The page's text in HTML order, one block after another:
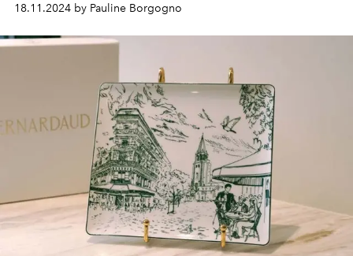
18.11.2024 by Pauline Borgogno